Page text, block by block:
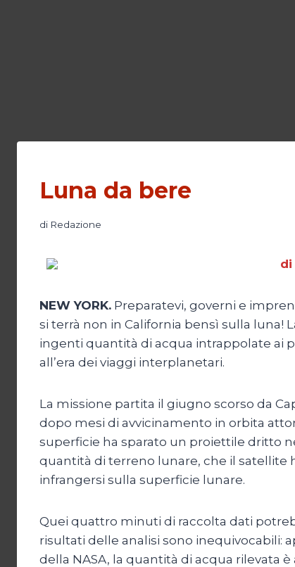
Luna da bere
di Redazione
di
NEW YORK. Preparatevi, governi e
si terrà non in California bensì sulla luna!
ingenti quantità di acqua intrappolate ai
all’era dei viaggi interplanetari.
La missione partita il giugno scorso da
dopo mesi di avvicinamento in orbita
superficie ha sparato un proiettile dritto
quantità di terreno lunare, che il satellite
infrangersi sulla superficie lunare.
Quei quattro minuti di raccolta dati
risultati delle analisi sono inequivocabili:
della NASA, la quantità di acqua rilevata